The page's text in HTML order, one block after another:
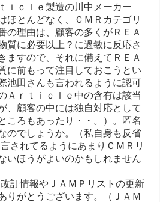
ｉｃｌｅ製造の川中メーカー
ほとんどなく、ＣＭＲカテゴリ
の理由は、顧客の多くがＲＥＡ
質に必要以上？に過敏に反応さ
ますので、それに備えてＲＥＡ
に前もって注目しておこうとい
池田さんも言われるように認可
Ａｒｔｉｃｌｅ中の含有は該当
、顧客の中には独自対応として
ころもあったり・・。）。匿名
のでしょうか。（私自身も反省
されてるようにあまりＣＭＲリ
いほうがよいのかもしれません
訂情報やＪＡＭＰリストの更新
りがとうございます。（ＪＡＭ